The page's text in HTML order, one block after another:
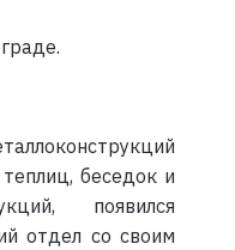
беседок и
появился
отдел со своим